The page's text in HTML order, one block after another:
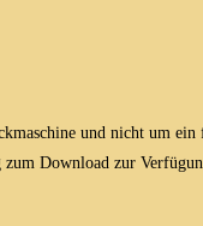
und nicht um
zum Download zur